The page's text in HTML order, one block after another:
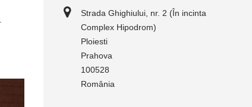
Strada Ghighiului, nr. 2 (În incinta
Complex Hipodrom)
Ploiesti
Prahova
100528
România